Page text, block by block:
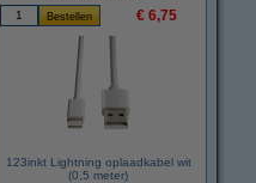
€ 6,75
123inkt Lightning oplaadkabel wit
(0,5 meter)